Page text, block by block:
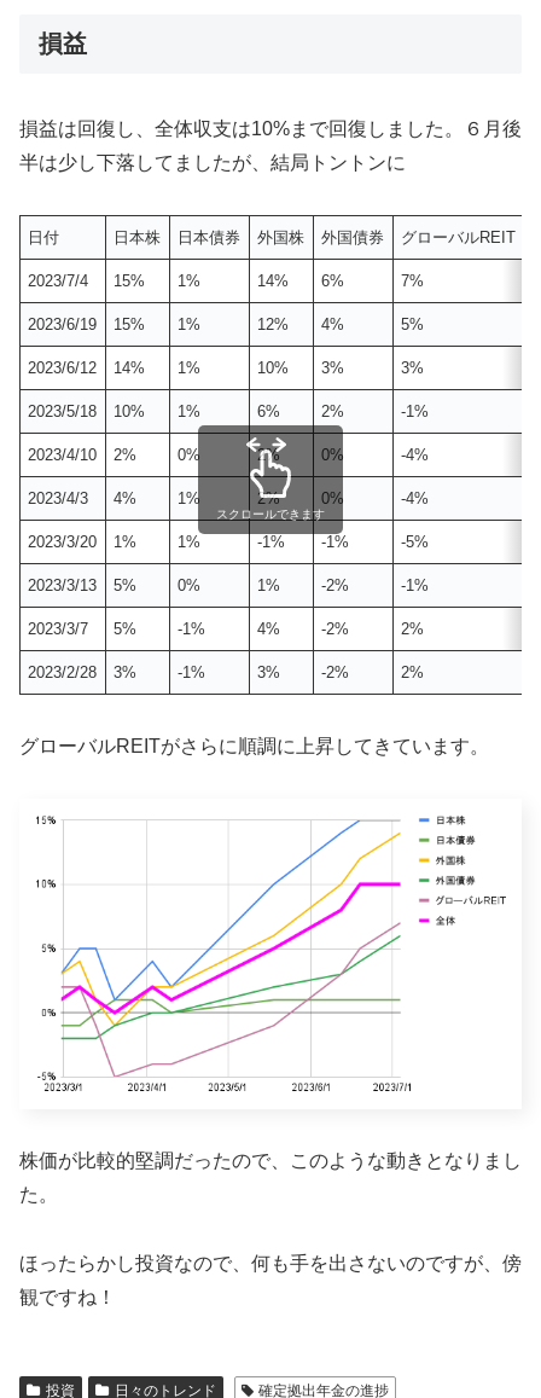
損益
損益は回復し、全体収支は10%まで回復しました。６月後
半は少し下落してましたが、結局トントンに
日付 日本株 日本債券 外国株 外国債券 グローバルREIT
2023/7/4 15% 1% 14% 6% 7%
2023/6/19 15% 1% 12% 4% 5%
2023/6/12 14% 1% 10% 3% 3%
2023/5/18 10% 1% 6% 2% -1%
2023/4/10 2% 0% 2% 0% -4%
2023/4/3 4% 1% 2% 0% -4%
2023/3/20 1% 1% -1% -1% -5%
2023/3/13 5% 0% 1% -2% -1%
2023/3/7 5% -1% 4% -2% 2%
2023/2/28 3% -1% 3% -2% 2%
スクロールできます
グローバルREITがさらに順調に上昇してきています。
株価が比較的堅調だったので、このような動きとなりまし
た。
ほったらかし投資なので、何も手を出さないのですが、傍
観ですね！
投資 日々のトレンド 確定拠出年金の進捗